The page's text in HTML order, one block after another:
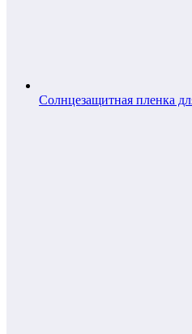
Солнцезащитная пленка